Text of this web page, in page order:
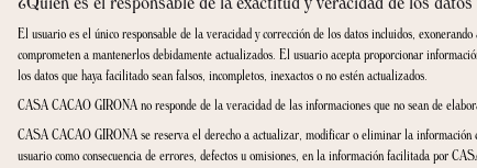
obligación de garantizar que la información se trata conforme con la
En algunos casos, la ley puede exigir que se revelen datos personales a
Los datos personales obtenidos también podrán ser compartidos con otras
¿Dónde se almacenan sus datos?